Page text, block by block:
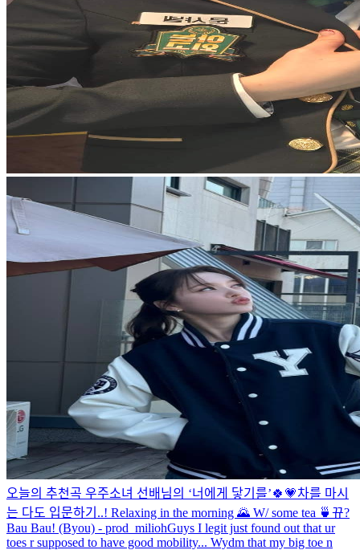
오늘의 추천곡 우주소녀 선배님의 ‘너에게 닿기를’🍀💗차를 마시
는 다도 입문하기..! Relaxing in the morning 🌄 W/ some tea 🍵 뀨?
Bau Bau! (Byou) - prod_miliohGuys I legit just found out that ur
toes r supposed to have good mobility... Wydm that my big toe n